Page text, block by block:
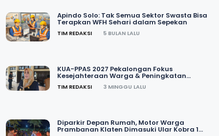
Apindo Solo: Tak Semua Sektor Swasta Bisa
Terapkan WFH Sehari dalam Sepekan
TIM REDAKSI 5 BULAN LALU
KUA-PPAS 2027 Pekalongan Fokus
Kesejahteraan Warga & Peningkatan
Layanan Publik
TIM REDAKSI 3 MINGGU LALU
Diparkir Depan Rumah, Motor Warga
Prambanan Klaten Dimasuki Ular Kobra 1